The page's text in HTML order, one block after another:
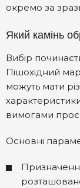
окремо за
Який камінь
Вибір
Пішохідний
можуть мати
вимогами
Основні